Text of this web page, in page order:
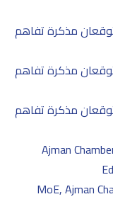
توقعان مذكرة تفاهم
توقعان مذكرة تفاهم
توقعان مذكرة تفاهم
Ajman
MoE, Ajman